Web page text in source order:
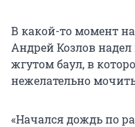
В какой-то момент
Андрей Козлов надел
жгутом баул, в
нежелательно
«Начался дождь по